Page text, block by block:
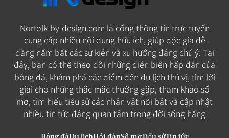
Norfolk-by-design.com là cổng thông tin trực tuyến
cung cấp nhiều nội dung hữu ích, giúp độc giả dễ
dàng nắm bắt các sự kiện và xu hướng đáng chú ý. Tại
đây, bạn có thể theo dõi những diễn biến hấp dẫn của
bóng đá, khám phá các điểm đến du lịch thú vị, tìm lời
giải cho những thắc mắc thường gặp, tham khảo sổ
mơ, tìm hiểu tiểu sử các nhân vật nổi bật và cập nhật
nhiều tin tức đáng quan tâm trong đời sống hằng